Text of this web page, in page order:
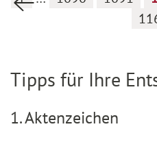
Tipps für Ihre
1. Aktenzeichen